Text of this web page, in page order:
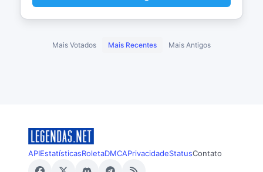
Mais Votados Mais Recentes Mais Antigos
APIEstatísticasRoletaDMCAPrivacidadeStatusContato